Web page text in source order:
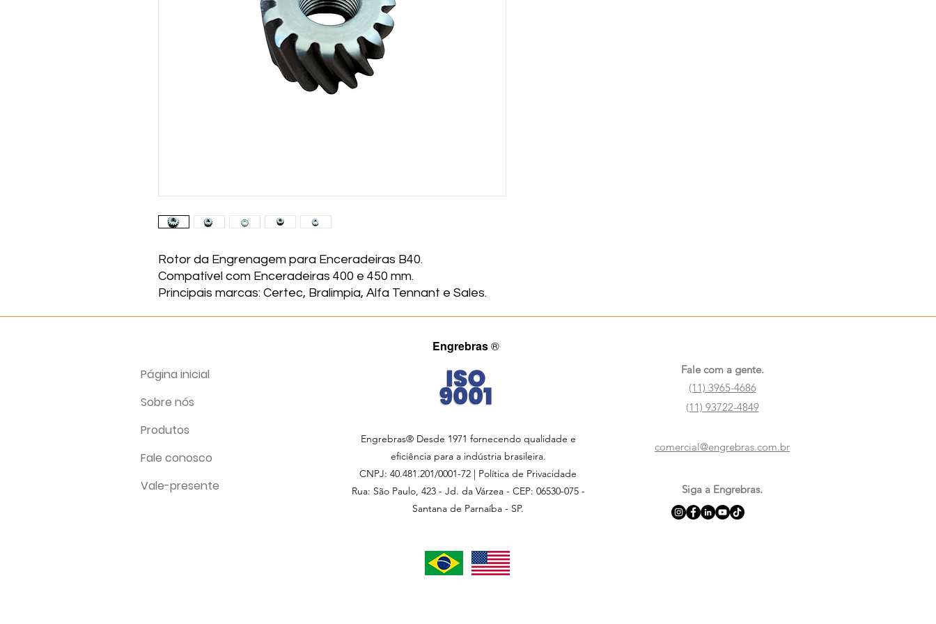
Rotor da Engrenagem para Enceradeiras B40.
Compatível com Enceradeiras 400 e 450 mm.
Principais marcas: Certec, Bralimpia, Alfa Tennant e Sales.
Engrebras®
Página inicial
Sobre nós
Produtos
Fale conosco
Vale-presente
Engrebras® Desde 1971 fornecendo qualidade e
eficiência para a indústria brasileira.
CNPJ: 40.481.201/0001-72 | Política de Privacidade
Rua: São Paulo, 423 - Jd. da Várzea - CEP: 06530-075 -
Santana de Parnaíba - SP.
(11) 3965-4686
Fale com a gente.
(11) 93722-4849
comercial@engrebras.com.br
Siga a Engrebras.